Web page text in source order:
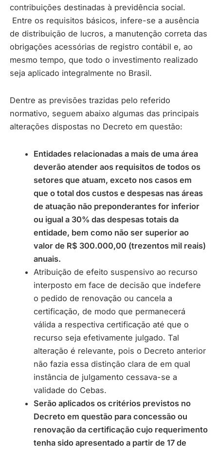
contribuições destinadas à previdência social.
Entre os requisitos básicos, infere-se a ausência
de distribuição de lucros, a manutenção correta das
obrigações acessórias de registro contábil e, ao
mesmo tempo, que todo o investimento realizado
seja aplicado integralmente no Brasil.
Dentre as previsões trazidas pelo referido
normativo, seguem abaixo algumas das principais
alterações dispostas no Decreto em questão:
Entidades relacionadas a mais de uma área
deverão atender aos requisitos de todos os
setores que atuam, exceto nos casos em
que o total dos custos e despesas nas áreas
de atuação não preponderantes for inferior
ou igual a 30% das despesas totais da
entidade, bem como não ser superior ao
valor de R$ 300.000,00 (trezentos mil reais)
anuais.
Atribuição de efeito suspensivo ao recurso
interposto em face de decisão que indefere
o pedido de renovação ou cancela a
certificação, de modo que permanecerá
válida a respectiva certificação até que o
recurso seja efetivamente julgado. Tal
alteração é relevante, pois o Decreto anterior
não fazia essa distinção clara de em qual
instância de julgamento cessava-se a
validade do Cebas.
Serão aplicados os critérios previstos no
Decreto em questão para concessão ou
renovação da certificação cujo requerimento
tenha sido apresentado a partir de 17 de